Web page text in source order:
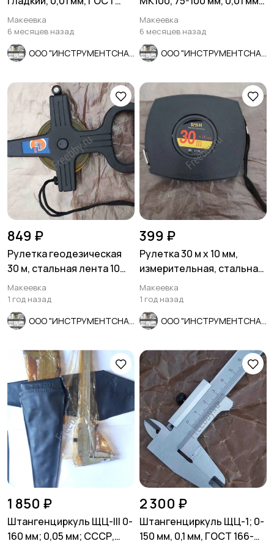
6507-90, СССР.
Макеевка
6 месяцев назад
ГОСТ 6507-90, СССР.
Макеевка
6 месяцев назад
849 ₽
Рулетка геодезическая
30 м, стальная лента 10
мм, ударопрочный
пластик
Макеевка
1 год назад
399 ₽
Рулетка 30 м х 10 мм,
измерительная, стальная
лента, пластиковый корпу
Макеевка
1 год назад
1 850 ₽
Штангенциркуль ЩЦ-lll 0-
160 мм; 0,05 мм; СССР,
2 300 ₽
Штангенциркуль ЩЦ-1; 0-
150 мм, 0,1 мм, ГОСТ 166-